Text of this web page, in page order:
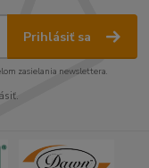
Prihlásiť sa
zasielania newslettera.